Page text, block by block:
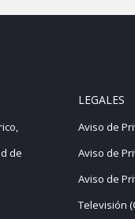
de
LEGALES
Aviso de
Aviso de
Aviso de
Televisión